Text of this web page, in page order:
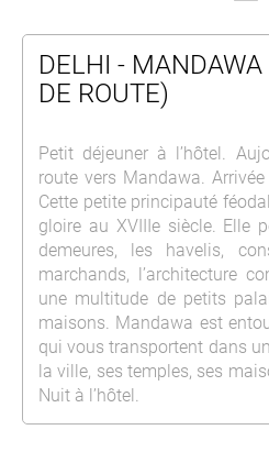
DELHI -
DE ROUTE)
Petit déjeuner à l’hôtel.
route vers Mandawa.
Cette petite principauté
gloire au XVIIIe siècle. Elle
demeures, les havelis,
marchands, l’architecture
une multitude de petits
maisons. Mandawa est
qui vous transportent dans
la ville, ses temples, ses
Nuit à l’hôtel.